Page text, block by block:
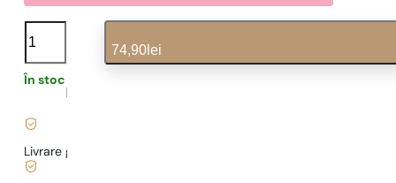
N°
469
cantitate
74,90 lei
În stoc
Livrare gratuită de la